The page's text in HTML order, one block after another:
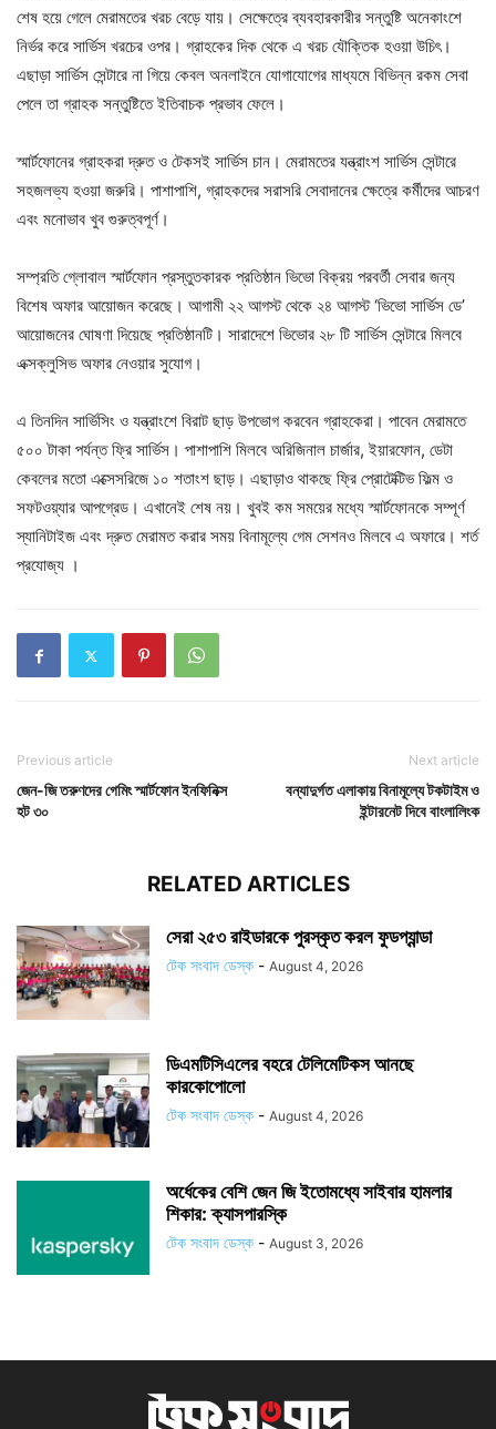
শেষ হয়ে গেলে মেরামতের খরচ বেড়ে যায়। সেক্ষেত্রে ব্যবহারকারীর সন্তুষ্টি অনেকাংশে
নির্ভর করে সার্ভিস খরচের ওপর। গ্রাহকের দিক থেকে এ খরচ যৌক্তিক হওয়া উচিৎ।
এছাড়া সার্ভিস সেন্টারে না গিয়ে কেবল অনলাইনে যোগাযোগের মাধ্যমে বিভিন্ন রকম সেবা
পেলে তা গ্রাহক সন্তুষ্টিতে ইতিবাচক প্রভাব ফেলে।
স্মার্টফোনের গ্রাহকরা দ্রুত ও টেকসই সার্ভিস চান। মেরামতের যন্ত্রাংশ সার্ভিস সেন্টারে
সহজলভ্য হওয়া জরুরি। পাশাপাশি, গ্রাহকদের সরাসরি সেবাদানের ক্ষেত্রে কর্মীদের আচরণ
এবং মনোভাব খুব গুরুত্বপূর্ণ।
সম্প্রতি গ্লোবাল স্মার্টফোন প্রস্তুতকারক প্রতিষ্ঠান ভিভো বিক্রয় পরবর্তী সেবার জন্য
বিশেষ অফার আয়োজন করেছে। আগামী ২২ আগস্ট থেকে ২৪ আগস্ট ‘ভিভো সার্ভিস ডে’
আয়োজনের ঘোষণা দিয়েছে প্রতিষ্ঠানটি। সারাদেশে ভিভোর ২৮ টি সার্ভিস সেন্টারে মিলবে
এক্সক্লুসিভ অফার নেওয়ার সুযোগ।
এ তিনদিন সার্ভিসিং ও যন্ত্রাংশে বিরাট ছাড় উপভোগ করবেন গ্রাহকেরা। পাবেন মেরামতে
৫০০ টাকা পর্যন্ত ফ্রি সার্ভিস। পাশাপাশি মিলবে অরিজিনাল চার্জার, ইয়ারফোন, ডেটা
কেবলের মতো এক্সেসরিজে ১০ শতাংশ ছাড়। এছাড়াও থাকছে ফ্রি প্রোটেক্টিভ ফিল্ম ও
সফটওয়্যার আপগ্রেড। এখানেই শেষ নয়। খুবই কম সময়ের মধ্যে স্মার্টফোনকে সম্পূর্ণ
স্যানিটাইজ এবং দ্রুত মেরামত করার সময় বিনামূল্যে গেম সেশনও মিলবে এ অফারে। শর্ত
প্রযোজ্য ।
Previous article
জেন-জি তরুণদের গেমিং স্মার্টফোন ইনফিনিক্স
হট ৩০
Next article
বন্যাদুর্গত এলাকায় বিনামূল্যে টকটাইম ও
ইন্টারনেট দিবে বাংলালিংক
RELATED ARTICLES
সেরা ২৫৩ রাইডারকে পুরস্কৃত করল ফুডপ্যান্ডা
টেক সংবাদ ডেস্ক - August 4, 2026
ডিএমটিসিএলের বহরে টেলিমেটিকস আনছে
কারকোপোলো
টেক সংবাদ ডেস্ক - August 4, 2026
অর্ধেকের বেশি জেন জি ইতোমধ্যে সাইবার হামলার
শিকার: ক্যাসপারস্কি
টেক সংবাদ ডেস্ক - August 3, 2026